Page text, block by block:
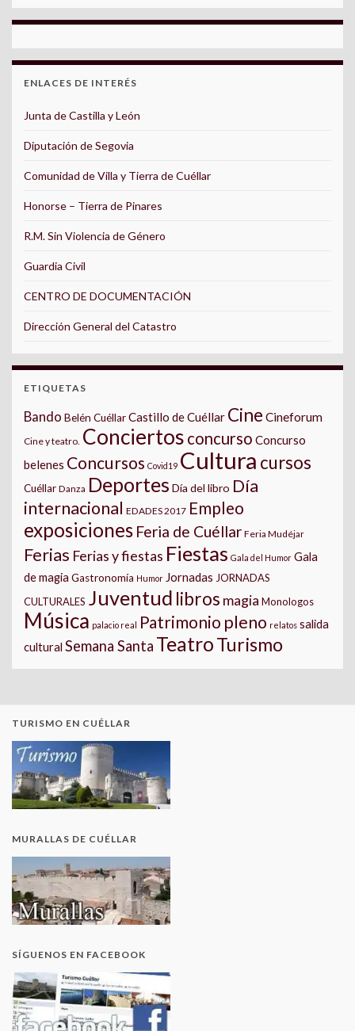
ENLACES DE INTERÉS
Junta de Castilla y León
Diputación de Segovia
Comunidad de Villa y Tierra de Cuéllar
Honorse – Tierra de Pinares
R.M. Sin Violencia de Género
Guardia Civil
CENTRO DE DOCUMENTACIÓN
Dirección General del Catastro
ETIQUETAS
Bando Belén CuéllarCastillo de Cuéllar Cine Cineforum
Cine y teatro. Conciertos concurso Concurso
belenes Concursos Covid19 Cultura cursos
Cuéllar Danza Deportes Día del libro Día
internacional EDADES 2017 Empleo
exposiciones Feria de Cuéllar Feria Mudéjar
Ferias Ferias y fiestas Fiestas Gala del Humor Gala
de magia Gastronomía Humor Jornadas JORNADAS
CULTURALES Juventud libros magia Monologos
Música palacio real Patrimonio pleno relatos salida
cultural Semana Santa TeatroTurismo
TURISMO EN CUÉLLAR
MURALLAS DE CUÉLLAR
SÍGUENOS EN FACEBOOK